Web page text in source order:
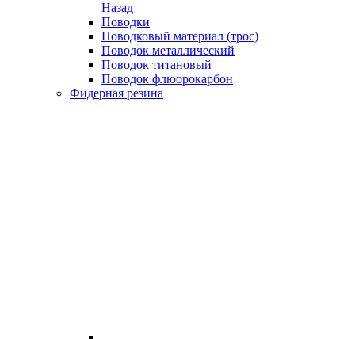
Назад
Поводки
Поводковый материал (трос)
Поводок металлический
Поводок титановый
Поводок флюорокарбон
Фидерная резина